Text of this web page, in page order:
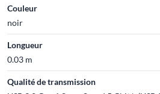
Couleur
noir
Longueur
0.03 m
Qualité de transmission